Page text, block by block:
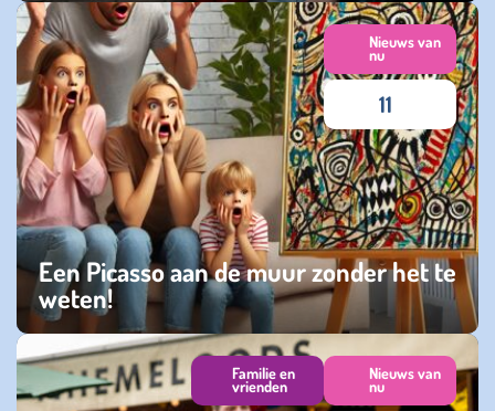
vrijdag 29 mei 2026
Een Picasso aan de muur zonder het te
weten!
donderdag 17 oktober 2024
Nieuws van
nu
11
Familie en
vrienden
Nieuws van
nu